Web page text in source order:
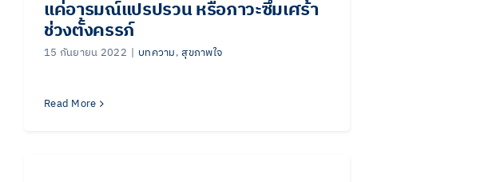
แค่อารมณ์แปรปรวน หรือภาวะซึมเศร้า
ช่วงตั้งครรภ์
15 กันยายน 2022 | บทความ, สุขภาพใจ
Read More